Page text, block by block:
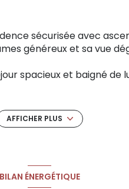
sécurisée avec
généreux et sa vue
spacieux et baigné de
confortablement tout en
chambre d’amis. Une
AFFICHER PLUS
BILAN ÉNERGÉTIQUE